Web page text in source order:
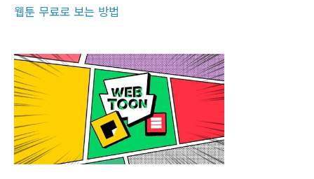
웹툰 무료로 보는 방법